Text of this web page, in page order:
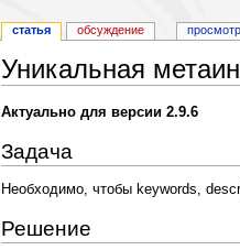
Уникальная
Актуально для версии 2.9.6
Задача
Необходимо, чтобы keywords,
Решение
статья обсуждение